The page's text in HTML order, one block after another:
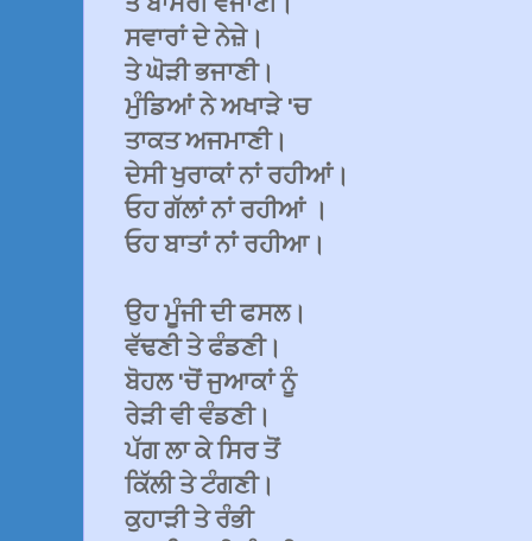
ਤੇ ਬਾਂਸਰੀ ਵਜਾਣੀ।
ਸਵਾਰਾਂ ਦੇ ਨੇਜ਼ੇ।
ਤੇ ਘੋੜੀ ਭਜਾਣੀ।
ਮੁੰਡਿਆਂ ਨੇ ਅਖਾੜੇ 'ਚ
ਤਾਕਤ ਅਜਮਾਣੀ।
ਦੇਸੀ ਖੁਰਾਕਾਂ ਨਾਂ ਰਹੀਆਂ।
ਓਹ ਗੱਲਾਂ ਨਾਂ ਰਹੀਆਂ ।
ਓਹ ਬਾਤਾਂ ਨਾਂ ਰਹੀਆ।
ਉਹ ਮੂੰਜੀ ਦੀ ਫਸਲ।
ਵੱਢਣੀ ਤੇ ਫੰਡਣੀ।
ਬੋਹਲ 'ਚੋਂ ਜੁਆਕਾਂ ਨੂੰ
ਰੇੜੀ ਵੀ ਵੰਡਣੀ।
ਪੱਗ ਲਾ ਕੇ ਸਿਰ ਤੋਂ
ਕਿੱਲੀ ਤੇ ਟੰਗਣੀ।
ਕੁਹਾੜੀ ਤੇ ਰੰਭੀ